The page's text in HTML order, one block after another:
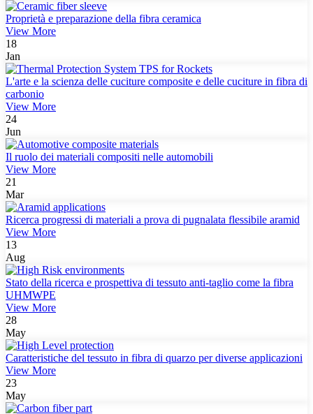
Proprietà e preparazione della fibra ceramica
View More
18
Jan
L'arte e la scienza delle cuciture composite e delle cuciture in fibra di
carbonio
View More
24
Jun
Il ruolo dei materiali compositi nelle automobili
View More
21
Mar
Ricerca progressi di materiali a prova di pugnalata flessibile aramid
View More
13
Aug
Stato della ricerca e prospettiva di tessuto anti-taglio come la fibra
UHMWPE
View More
28
May
Caratteristiche del tessuto in fibra di quarzo per diverse applicazioni
View More
23
May